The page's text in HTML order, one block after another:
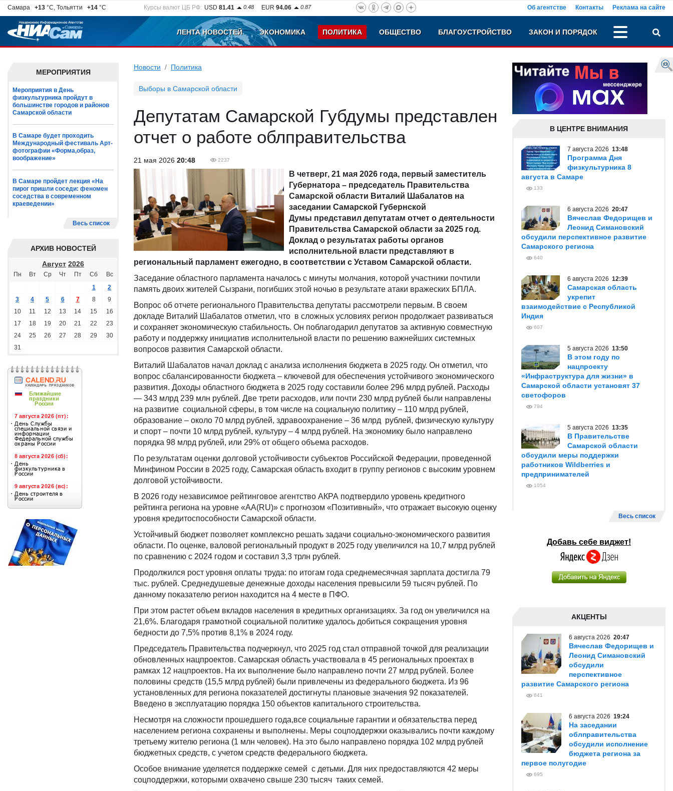
Самара +13 °C, Тольятти +14 °C Курсы валют ЦБ РФ: USD 81.41 0.48 EUR 94.06 0.87 Об агентстве Контакты Реклама на сайте
ЛЕНТА НОВОСТЕЙ ЭКОНОМИКА ПОЛИТИКА ОБЩЕСТВО БЛАГОУСТРОЙСТВО ЗАКОН И ПОРЯДОК
МЕРОПРИЯТИЯ
Мероприятия в День
физкультурника пройдут в
большинстве городов и районов
Самарской области
В Самаре будет проходить
Международный фестиваль Арт-
фотографии «Форма,образ,
воображение»
В Самаре пройдет лекция «На
пирог пришли соседи: феномен
соседства в современном
краеведении»
Весь список
АРХИВ НОВОСТЕЙ
Август 2026
Пн Вт Ср Чт Пт Сб
Вс
1
2
3
4 5 6 7 8
9
10
11 12 13 14 15
16
17
18 19 20 21 22
23
24
25 26 27 28 29
30
31
Новости Политика
Выборы в Самарской области
Депутатам Самарской Губдумы представлен
отчет о работе облправительства
21 мая 2026 20:48 2237
В четверг, 21 мая 2026 года, первый заместитель
Губернатора – председатель Правительства
Самарской области Виталий Шабалатов на
заседании Самарской Губернской
Думы представил депутатам отчет о деятельности
Правительства Самарской области за 2025 год.
Доклад о результатах работы органов
исполнительной власти представляют в
региональный парламент ежегодно, в соответствии с Уставом Самарской области.
Заседание областного парламента началось с минуты молчания, которой участники почтили
память двоих жителей Сызрани, погибших этой ночью в результате атаки вражеских БПЛА.
Вопрос об отчете регионального Правительства депутаты рассмотрели первым. В своем
докладе Виталий Шабалатов отметил, что в сложных условиях регион продолжает развиваться
и сохраняет экономическую стабильность. Он поблагодарил депутатов за активную совместную
работу и поддержку инициатив исполнительной власти по решению важнейших системных
вопросов развития Самарской области.
Виталий Шабалатов начал доклад с анализа исполнения бюджета в 2025 году. Он отметил, что
вопрос сбалансированности бюджета – ключевой для обеспечения устойчивого экономического
развития. Доходы областного бюджета в 2025 году составили более 296 млрд рублей. Расходы
— 343 млрд 239 млн рублей. Две трети расходов, или почти 230 млрд рублей были направлены
на развитие социальной сферы, в том числе на социальную политику – 110 млрд рублей,
образование – около 70 млрд рублей, здравоохранение – 36 млрд рублей, физическую культуру
и спорт – почти 10 млрд рублей, культуру – 4 млрд рублей. На экономику было направлено
порядка 98 млрд рублей, или 29% от общего объема расходов.
По результатам оценки долговой устойчивости субъектов Российской Федерации, проведенной
Минфином России в 2025 году, Самарская область входит в группу регионов с высоким уровнем
долговой устойчивости.
В 2026 году независимое рейтинговое агентство АКРА подтвердило уровень кредитного
рейтинга региона на уровне «АА(RU)» с прогнозом «Позитивный», что отражает высокую оценку
уровня кредитоспособности Самарской области.
Устойчивый бюджет позволяет комплексно решать задачи социально-экономического развития
области. По оценке, валовой региональный продукт в 2025 году увеличился на 10,7 млрд рублей
по сравнению с 2024 годом и составил 3,3 трлн рублей.
Продолжился рост уровня оплаты труда: по итогам года среднемесячная зарплата достигла 79
тыс. рублей. Среднедушевые денежные доходы населения превысили 59 тысяч рублей. По
данному показателю регион находится на 4 месте в ПФО.
При этом растет объем вкладов населения в кредитных организациях. За год он увеличился на
21,6%. Благодаря грамотной социальной политике удалось добиться сокращения уровня
бедности до 7,5% против 8,1% в 2024 году.
Председатель Правительства подчеркнул, что 2025 год стал отправной точкой для реализации
обновленных нацпроектов. Самарская область участвовала в 45 региональных проектах в
рамках 12 нацпроектов. На их выполнение было направлено почти 27 млрд рублей. Более
половины средств (15,5 млрд рублей) были привлечены из федерального бюджета. Из 96
установленных для региона показателей достигнуты плановые значения 92 показателей.
Введено в эксплуатацию порядка 150 объектов капитального строительства.
Несмотря на сложности прошедшего года,все социальные гарантии и обязательства перед
населением региона сохранены и выполнены. Меры соцподдержки оказывались почти каждому
третьему жителю региона (1 млн человек). На это было направлено порядка 102 млрд рублей
бюджетных средств, с учетом средств федерального бюджета.
Особое внимание уделяется поддержке семей с детьми. Для них предоставляются 42 меры
соцподдержки, которыми охвачено свыше 230 тысяч таких семей.
В ЦЕНТРЕ ВНИМАНИЯ
7 августа 2026 13:48
Программа Дня
физкультурника 8
августа в Самаре
133
6 августа 2026 20:47
Вячеслав Федорищев и
Леонид Симановский
обсудили перспективное развитие
Самарского региона
640
6 августа 2026 12:39
Самарская область
укрепит
взаимодействие с Республикой
Индия
607
5 августа 2026 13:50
В этом году по
нацпроекту
«Инфраструктура для жизни» в
Самарской области установят 37
светофоров
794
5 августа 2026 13:35
В Правительстве
Самарской области
обсудили меры поддержки
работников Wildberries и
предпринимателей
1054
Весь список
Добавь себе виджет!
АКЦЕНТЫ
6 августа 2026 20:47
Вячеслав Федорищев и
Леонид Симановский
обсудили
перспективное
развитие Самарского региона
641
6 августа 2026 19:24
На заседании
облправительства
обсудили исполнение
бюджета региона за
первое полугодие
695